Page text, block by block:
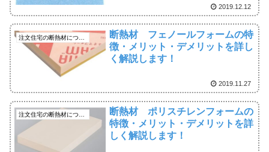
2019.12.12
断熱材 フェノールフォームの特
徴・メリット・デメリットを詳し
く解説します！
2019.11.27
断熱材 ポリスチレンフォームの
特徴・メリット・デメリットを詳
しく解説します！